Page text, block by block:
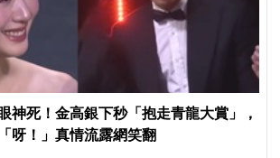
神死！金高銀下秒「抱走青龍大賞」，
呀！」真情流露網笑翻